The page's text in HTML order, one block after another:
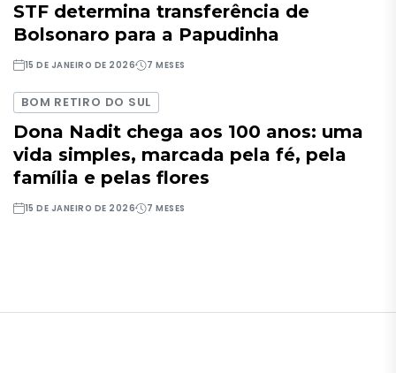
STF determina transferência de
Bolsonaro para a Papudinha
15 DE JANEIRO DE 2026 7 MESES
BOM RETIRO DO SUL
Dona Nadit chega aos 100 anos: uma
vida simples, marcada pela fé, pela
família e pelas flores
15 DE JANEIRO DE 2026 7 MESES